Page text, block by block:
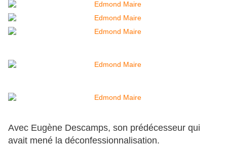
Avec Eugène Descamps, son prédécesseur qui
avait mené la déconfessionnalisation.